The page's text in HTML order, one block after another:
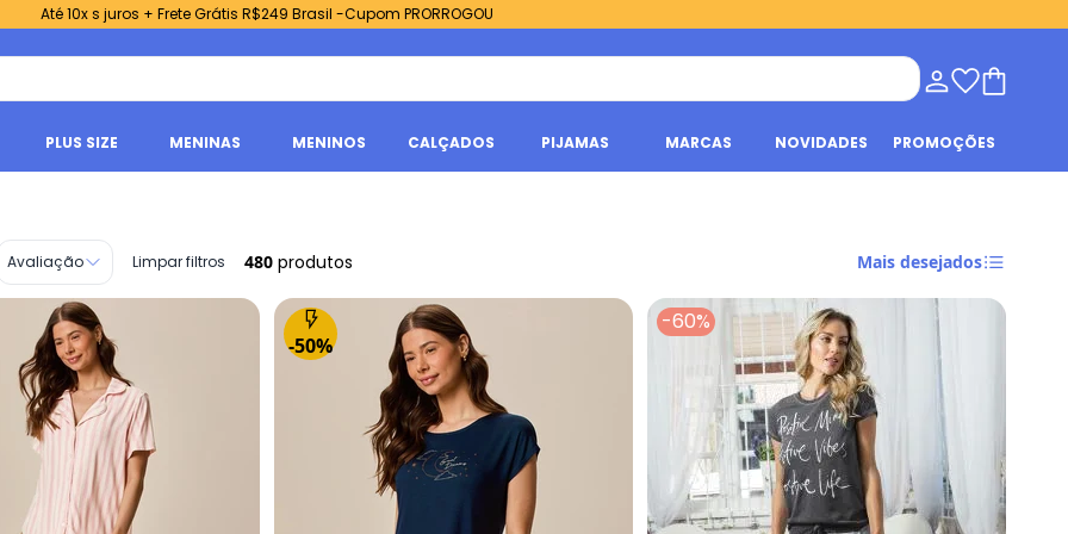
Até 10x s juros + Frete Grátis R$249 Brasil -Cupom PRORROGOU
PLUS SIZE MENINAS MENINOS CALÇADOS PIJAMAS MARCAS NOVIDADES PROMOÇÕES
Avaliação Limpar filtros 480 produtos Mais desejados
-50%
-60%